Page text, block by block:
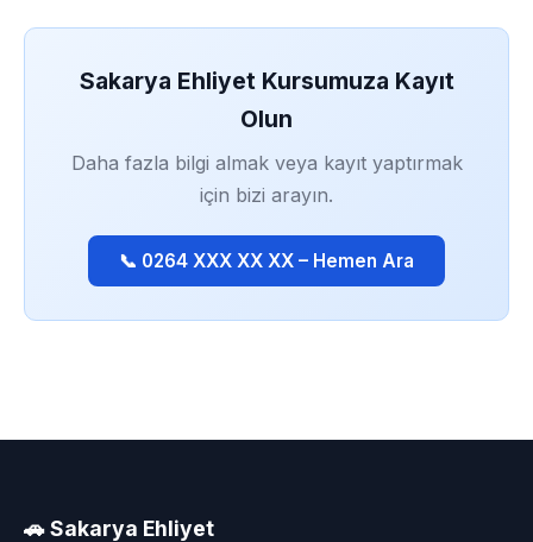
Sakarya Ehliyet Kursumuza Kayıt
Olun
Daha fazla bilgi almak veya kayıt yaptırmak
için bizi arayın.
📞 0264 XXX XX XX – Hemen Ara
🚗 Sakarya Ehliyet